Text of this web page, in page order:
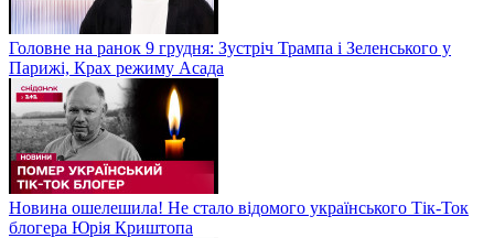
Головне на ранок 9 грудня: Зустріч Трампа і Зеленського у
Парижі, Крах режиму Асада
Новина ошелешила! Не стало відомого українського Тік-Ток
блогера Юрія Криштопа